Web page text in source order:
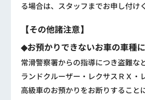
る場合は、スタッフまでお申し付け
【その他諸注意】
◆お預かりできないお車の車種
常滑警察署からの指導につき盗難な
ランドクルーザー・レクサスＲＸ・
高級車のお預かりをお断りすること